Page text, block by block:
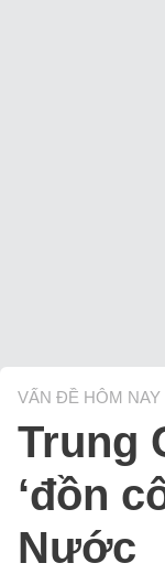
VẤN ĐỀ HÔM NAY
Trung
‘đồn
Nước